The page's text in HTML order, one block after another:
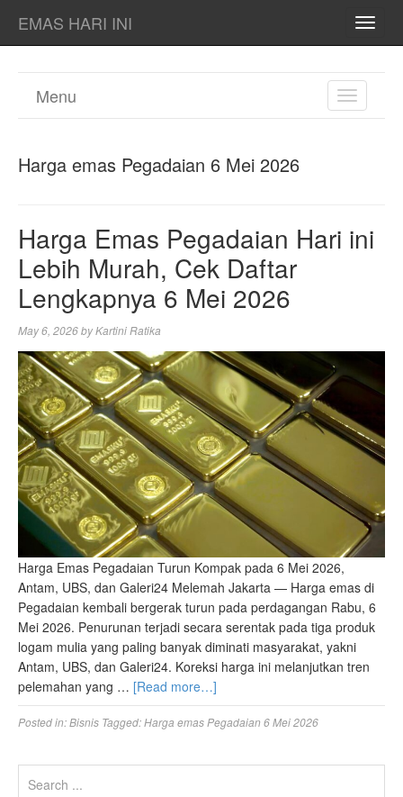
EMAS HARI INI
TOGGLE
Menu
Harga emas Pegadaian 6 Mei 2026
Harga Emas Pegadaian Hari ini
Lebih Murah, Cek Daftar
Lengkapnya 6 Mei 2026
May 6, 2026byKartini Ratika
Harga Emas Pegadaian Turun Kompak pada 6 Mei 2026,
Antam, UBS, dan Galeri24 Melemah Jakarta — Harga emas di
Pegadaian kembali bergerak turun pada perdagangan Rabu, 6
Mei 2026. Penurunan terjadi secara serentak pada tiga produk
logam mulia yang paling banyak diminati masyarakat, yakni
Antam, UBS, dan Galeri24. Koreksi harga ini melanjutkan tren
pelemahan yang … [Read more…]
Posted in:Bisnis Tagged:Harga emas Pegadaian 6 Mei 2026